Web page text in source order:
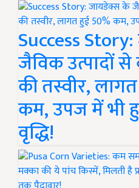
Success
जैविक उत्पादों
की तस्वीर,
कम, उपज में भी
वृद्धि!